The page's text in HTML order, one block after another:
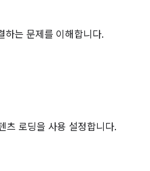
하는 문제를 이해합니다.
츠 로딩을 사용 설정합니다.